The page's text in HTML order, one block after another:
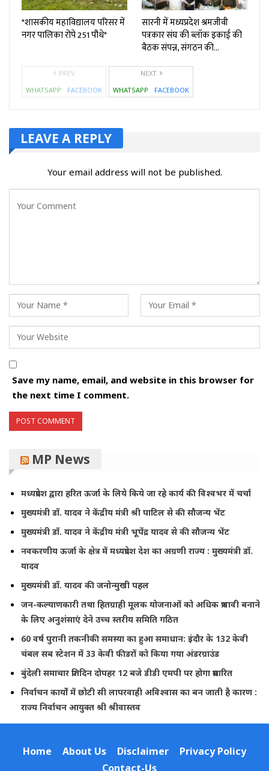
*शासकीय महाविद्यालय परिसर में
नगर पालिका रोपे 251 पौधे*
सारनी में मध्यप्रदेश श्रमजीवी
पत्रकार संघ की ब्लॉक इकाई की
बैठक संपन्न, संगठन की…
PREV
WHATSAPP
FACEBOOK
NEXT
WHATSAPP
FACEBOOK
LEAVE A REPLY
Your email address will not be published.
Save my name, email, and website in this browser for
the next time I comment.
MP News
मध्यप्रदेश द्वारा हरित ऊर्जा के लिये किये जा रहे कार्य की विश्वभर में चर्चा
मुख्यमंत्री डॉ. यादव ने केंद्रीय मंत्री श्री पाटिल से की सौजन्य भेंट
मुख्यमंत्री डॉ. यादव ने केंद्रीय मंत्री भूपेंद्र यादव से की सौजन्य भेंट
नवकरणीय ऊर्जा के क्षेत्र में मध्यप्रदेश देश का अग्रणी राज्य : मुख्यमंत्री डॉ.
यादव
मुख्यमंत्री डॉ. यादव की जनोन्मुखी पहल
जन-कल्याणकारी तथा हितग्राही मूलक योजनाओं को अधिक प्रभावी बनाने
के लिए अनुशंसाएं देने उच्च स्तरीय समिति गठित
60 वर्ष पुरानी तकनीकी समस्या का हुआ समाधान: इंदौर के 132 केवी
चंबल सब स्टेशन में 33 केवी फीडरों को किया गया अंडरग्राउंड
बुंदेली समाचार प्रतिदिन दोपहर 12 बजे डीडी एमपी पर होगा प्रसारित
निर्वाचन कार्यों में छोटी सी लापरवाही अविश्वास का बन जाती है कारण :
राज्य निर्वाचन आयुक्त श्री श्रीवास्तव
Home About Us Disclaimer
Privacy Policy
Contact-Us